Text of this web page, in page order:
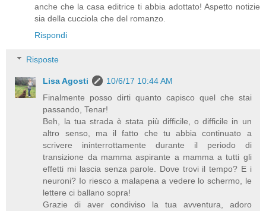
anche che la casa editrice ti abbia adottato! Aspetto notizie
sia della cucciola che del romanzo.
Rispondi
Risposte
Lisa Agosti
10/6/17 10:44 AM
Finalmente posso dirti quanto capisco quel che stai
passando, Tenar!
Beh, la tua strada è stata più difficile, o difficile in un
altro senso, ma il fatto che tu abbia continuato a
scrivere ininterrottamente durante il periodo di
transizione da mamma aspirante a mamma a tutti gli
effetti mi lascia senza parole. Dove trovi il tempo? E i
neuroni? Io riesco a malapena a vedere lo schermo, le
lettere ci ballano sopra!
Grazie di aver condiviso la tua avventura, adoro